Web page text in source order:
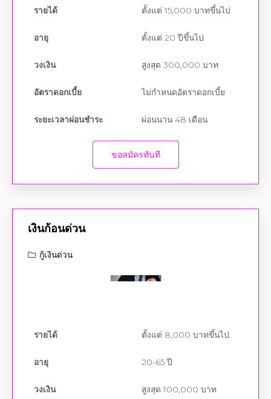
อายุ ตั้งแต่ 20 ปีขึ้นไป
วงเงิน สูงสุด 300,000 บาท
อัตราดอกเบี้ย ไม่กำหนดอัตราดอกเบี้ย
ระยะเวลาผ่อนชำระ ผ่อนนาน 48 เดือน
ขอสมัครทันที
กู้เงินด่วน
อายุ 20-65 ปี
วงเงิน สูงสุด 100,000 บาท
อัตราดอกเบี้ย ไม่กำหนดอัตราดอกเบี้ย